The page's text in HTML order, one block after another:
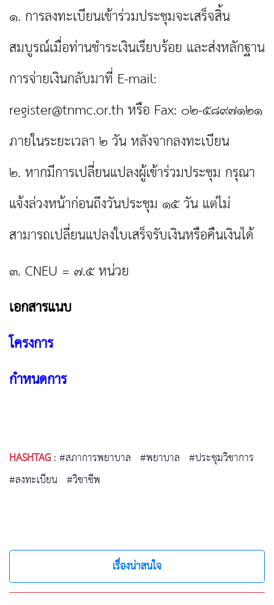
๑. การลงทะเบียนเข้าร่วมประชุมจะเสร็จสิ้น
สมบูรณ์เมื่อท่านชำระเงินเรียบร้อย และส่งหลักฐาน
การจ่ายเงินกลับมาที่ E-mail:
register@tnmc.or.thหรือ Fax: ๐๒-๕๘๙๗๑๒๑
ภายในระยะเวลา ๒ วัน หลังจากลงทะเบียน
๒. หากมีการเปลี่ยนแปลงผู้เข้าร่วมประชุม กรุณา
แจ้งล่วงหน้าก่อนถึงวันประชุม ๑๕ วัน แต่ไม่
สามารถเปลี่ยนแปลงใบเสร็จรับเงินหรือคืนเงินได้
๓. CNEU = ๗.๕ หน่วย
เอกสารแนบ
โครงการ
กำหนดการ
HASHTAG:#สภาการพยาบาล #พยาบาล #ประชุมวิชาการ
#ลงทะเบียน #วิชาชีพ
เรื่องน่าสนใจ